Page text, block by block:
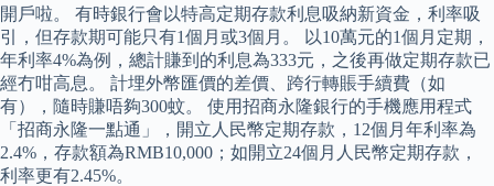
開戶啦。 有時銀行會以特高定期存款利息吸納新資金，利率吸
引，但存款期可能只有1個月或3個月。 以10萬元的1個月定期，
年利率4%為例，總計賺到的利息為333元，之後再做定期存款已
經冇咁高息。 計埋外幣匯價的差價、跨行轉賬手續費（如
有），隨時賺唔夠300蚊。 使用招商永隆銀行的手機應用程式
「招商永隆一點通」，開立人民幣定期存款，12個月年利率為
2.4%，存款額為RMB10,000；如開立24個月人民幣定期存款，
利率更有2.45%。